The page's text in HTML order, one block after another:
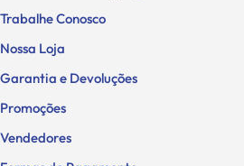
Trabalhe Conosco
Nossa Loja
Garantia e Devoluções
Promoções
Vendedores